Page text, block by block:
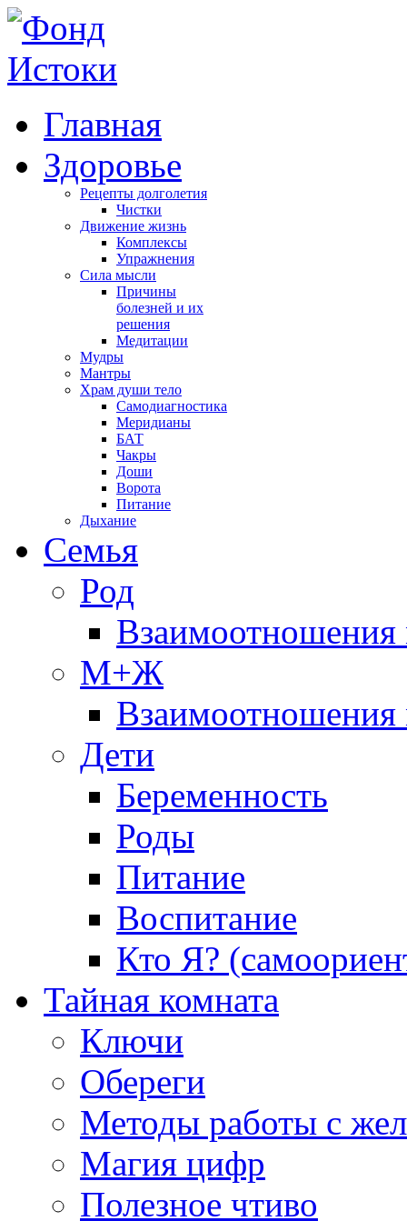
Главная
Здоровье
Рецепты долголетия
Чистки
Движение жизнь
Комплексы
Упражнения
Сила мысли
Причины
болезней и их
решения
Медитации
Мудры
Мантры
Храм души тело
Самодиагностика
Меридианы
БАТ
Чакры
Доши
Ворота
Питание
Дыхание
Семья
Род
М+Ж
Дети
Беременность
Роды
Питание
Воспитание
Кто Я?
Тайная комната
Ключи
Обереги
Методы работы с
Магия цифр
Полезное чтиво